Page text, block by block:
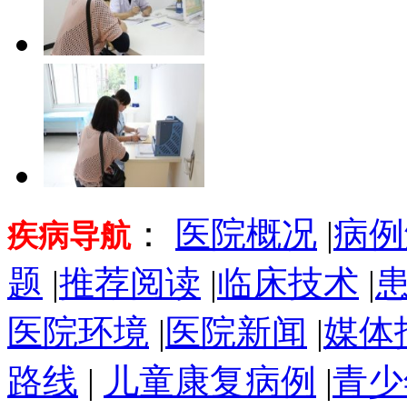
疾病导航： 医院概况 |病
题 |推荐阅读 |临床技术 |
医院环境 |医院新闻 |媒体
路线 | 儿童康复病例 |青